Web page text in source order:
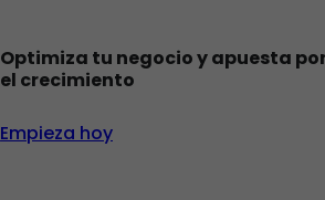
Optimiza tu negocio y apuesta
el crecimiento
Empieza hoy